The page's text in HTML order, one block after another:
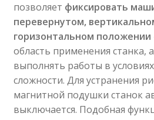
позволяет фиксировать
перевернутом,
горизонтальном положении
область применения станка,
выполнять работы в
сложности. Для устранения
магнитной подушки станок
выключается. Подобная